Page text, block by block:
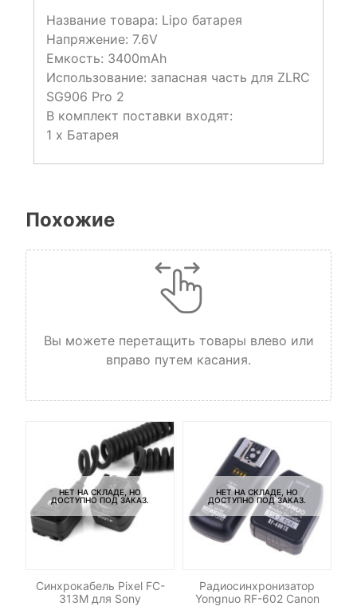
Название товара: Lipo батарея
Напряжение: 7.6V
Емкость: 3400mAh
Использование: запасная часть для ZLRC
SG906 Pro 2
В комплект поставки входят:
1 x Батарея
Похожие
Вы можете перетащить товары влево или
вправо путем касания.
НЕТ НА СКЛАДЕ, НО
ДОСТУПНО ПОД ЗАКАЗ.
Синхрокабель Pixel FC-
313M для Sony
НЕТ НА СКЛАДЕ, НО
ДОСТУПНО ПОД ЗАКАЗ.
Радиосинхронизатор
Yongnuo RF-602 Canon